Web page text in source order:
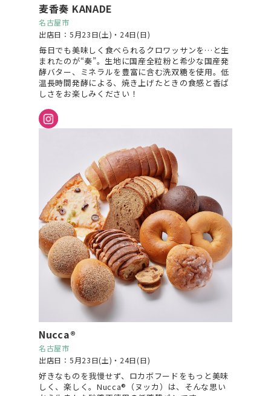
麦香奏 KANADE
名古屋市
出店日：5月23日(土)・24日(日)
毎日でも美味しく食べられるクロワッサンを…と生
まれたのが“奏”。生地に国産全粒粉と希少な国産発
酵バター、ミネラルを豊富に含む洗双糖を使用。低
温長時間発酵による、焼き上げたときの食感と香ば
しさをお楽しみください！
Nucca®
名古屋市
出店日：5月23日(土)・24日(日)
好きなものを我慢せず、ロカボフードをもっと美味
しく、楽しく。Nucca®（ヌッカ）は、そんな思い